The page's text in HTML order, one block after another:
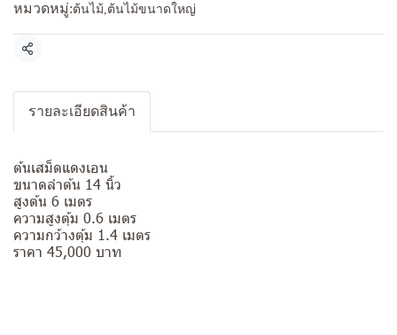
หมวดหมู่:ต้นไม้,ต้นไม้ขนาดใหญ่
แชร์
รายละเอียดสินค้า
ต้นเสม็ดแดงเอน
ขนาดลำต้น 14 นิ้ว
สูงต้น 6 เมตร
ความสูงตุ้ม 0.6 เมตร
ความกว้างตุ้ม 1.4 เมตร
ราคา 45,000 บาท